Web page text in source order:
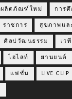
ผลิตภัณฑ์ใหม่ การ
ราชการ สุขภาพแล
ศิลปวัฒนธรรม เว
ไฮไลท์ ยานยนต์
แฟชั่น LIVE CLIP